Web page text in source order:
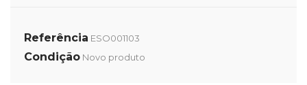
Referência ESO001103
Condição Novo produto